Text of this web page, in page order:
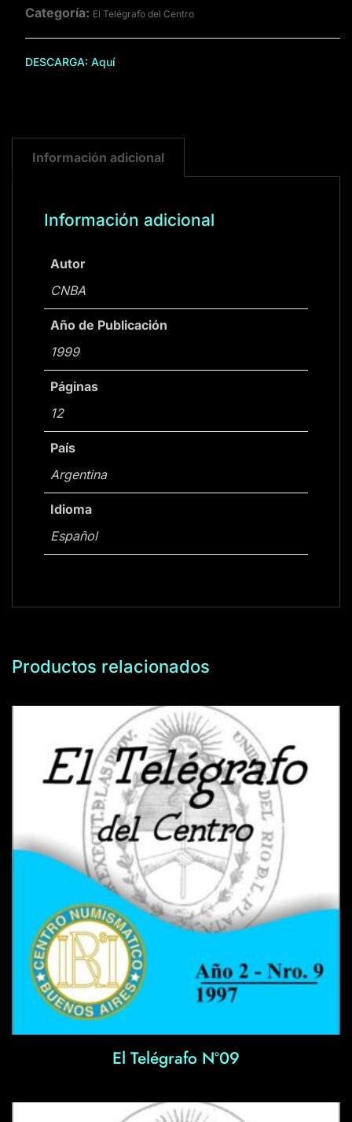
Categoría: El Telégrafo del Centro
DESCARGA: Aquí
Información adicional
Información adicional
Autor
CNBA
Año de Publicación
1999
Páginas
12
País
Argentina
Idioma
Español
Productos relacionados
El Telégrafo Nº09